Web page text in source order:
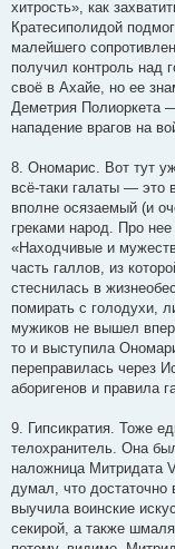
хитрость», как
Кратесиполидой
малейшего
получил контроль над
своё в Ахайе, но ее
Деметрия Полиоркета
нападение врагов на
8. Ономарис. Вот тут
всё-таки галаты — это
вполне осязаемый (и
греками народ. Про
«Находчивые и
часть галлов, из
стеснилась в
помирать с голодухи,
мужиков не вышел
то и выступила
переправилась через
аборигенов и правила
9. Гипсикратия. Тоже
телохранитель. Она
наложница Митридата
думал, что
выучила воинские
секирой, а также